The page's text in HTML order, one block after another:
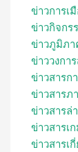
ข่าวการเ
ข่าวกิจก
ข่าวภูมิภ
ข่าววงกา
ข่าวสารก
ข่าวสารภ
ข่าวสารล่
ข่าวสารเ
ข่าวสารเ